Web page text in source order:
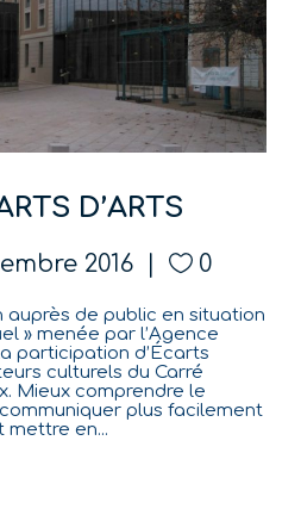
D’ARTS
2016 0
auprès de public en situation
» menée par l’Agence
participation d’Écarts
culturels du Carré
Mieux comprendre le
plus facilement
mettre en...